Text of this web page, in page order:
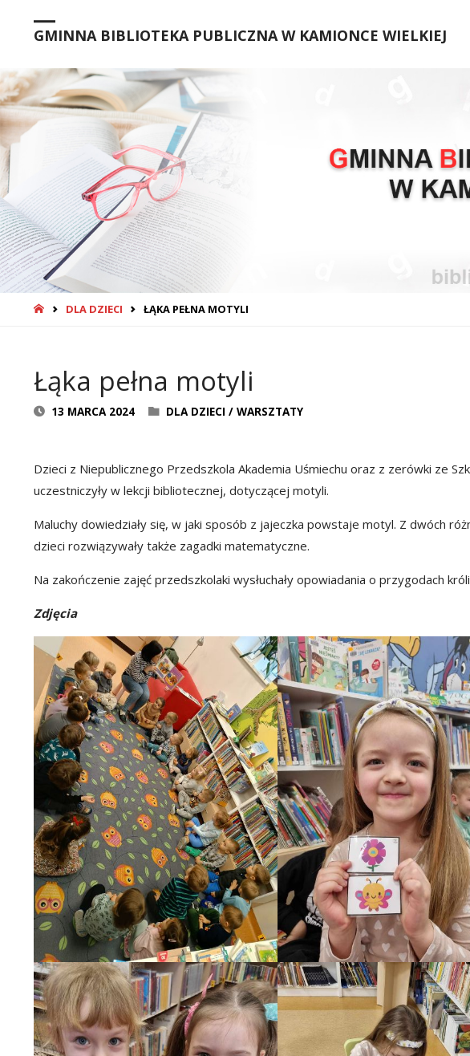
GMINNA BIBLIOTEKA PUBLICZNA W KAMIONCE WIELKIEJ
STRONA
DLA DZIECI ŁĄKA PEŁNA MOTYLI
Łąka pełna motyli
13 MARCA 2024 DLA DZIECI / WARSZTATY
Dzieci z Niepublicznego Przedszkola Akademia Uśmiechu oraz z zerówki ze
uczestniczyły w lekcji bibliotecznej, dotyczącej motyli.
Maluchy dowiedziały się, w jaki sposób z jajeczka powstaje motyl. Z dwóch
dzieci rozwiązywały także zagadki matematyczne.
Na zakończenie zajęć przedszkolaki wysłuchały opowiadania o przygodach
Zdjęcia